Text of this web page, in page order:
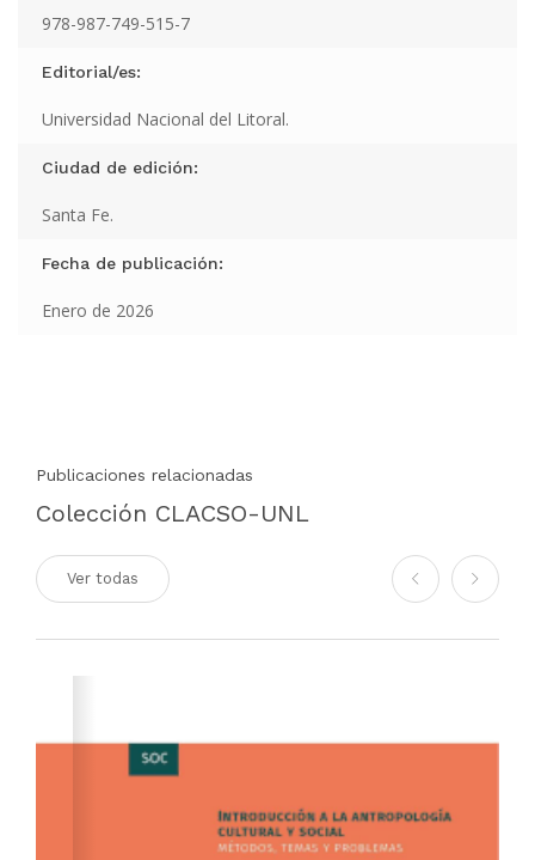
978-987-749-515-7
Editorial/es:
Universidad Nacional del Litoral.
Ciudad de edición:
Santa Fe.
Fecha de publicación:
Enero de 2026
Publicaciones relacionadas
Colección CLACSO-UNL
Ver todas